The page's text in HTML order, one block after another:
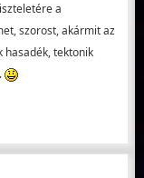
a
szorost, akármit az
hasadék, tektonik